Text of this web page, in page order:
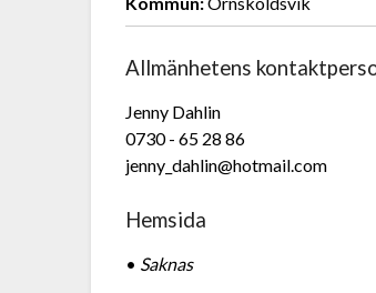
Allmänhetens
Jenny Dahlin
0730 - 65 28 86
jenny_dahlin@hotmail.com
Hemsida
• Saknas